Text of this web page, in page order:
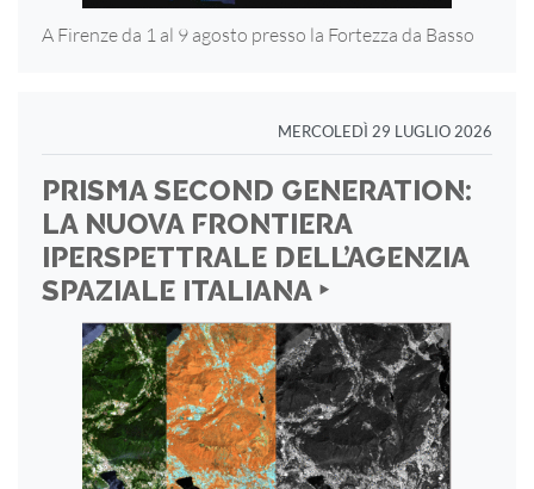
A Firenze da 1 al 9 agosto presso la Fortezza da Basso
MERCOLEDÌ 29 LUGLIO 2026
PRISMA SECOND GENERATION:
LA NUOVA FRONTIERA
IPERSPETTRALE DELL’AGENZIA
SPAZIALE ITALIANA ‣